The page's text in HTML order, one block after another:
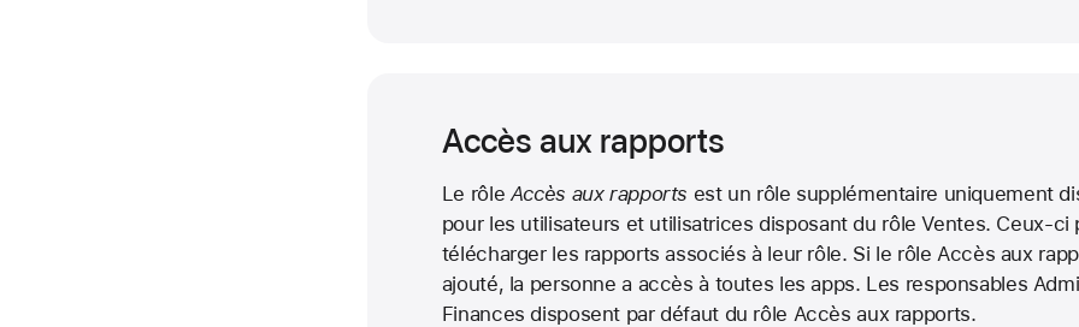
Accès aux rapports
Le rôle Accès aux rapports est un rôle supplémentaire uniquement
pour les utilisateurs et utilisatrices disposant du rôle Ventes. Ceux-ci
télécharger les rapports associés à leur rôle. Si le rôle Accès aux
ajouté, la personne a accès à toutes les apps. Les responsables
Finances disposent par défaut du rôle Accès aux rapports.